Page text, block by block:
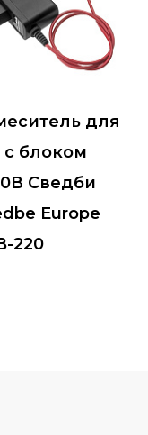
для
блоком
Сведби
Europe
220